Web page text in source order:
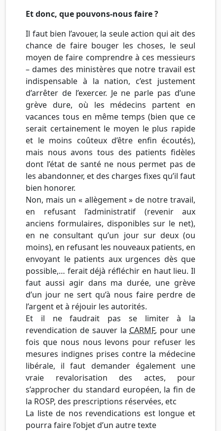
Et donc, que pouvons-nous faire ?
Il faut bien l’avouer, la seule action qui ait des
chance de faire bouger les choses, le seul
moyen de faire comprendre à ces messieurs
– dames des ministères que notre travail est
indispensable à la nation, c’est justement
d’arrêter de l’exercer. Je ne parle pas d’une
grève dure, où les médecins partent en
vacances tous en même temps (bien que ce
serait certainement le moyen le plus rapide
et le moins coûteux d’être enfin écoutés),
mais nous avons tous des patients fidèles
dont l’état de santé ne nous permet pas de
les abandonner, et des charges fixes qu’il faut
bien honorer.
Non, mais un « allègement » de notre travail,
en refusant l’administratif (revenir aux
anciens formulaires, disponibles sur le net),
en ne consultant qu’un jour sur deux (ou
moins), en refusant les nouveaux patients, en
envoyant le patients aux urgences dès que
possible,… ferait déjà réfléchir en haut lieu. Il
faut aussi agir dans ma durée, une grève
d’un jour ne sert qu’à nous faire perdre de
l’argent et à réjouir les autorités.
Et il ne faudrait pas se limiter à la
revendication de sauver la CARMF, pour une
fois que nous nous levons pour refuser les
mesures indignes prises contre la médecine
libérale, il faut demander également une
vraie revalorisation des actes, pour
s’approcher du standard européen, la fin de
la ROSP, des prescriptions réservées, etc
La liste de nos revendications est longue et
pourra faire l’objet d’un autre texte